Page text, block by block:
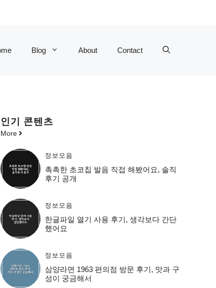
Blog About Contact
인기 콘텐츠
More
정보모음
촉촉한 초코칩 발음 직접 해봤어요, 솔직
후기 공개
정보모음
한글파일 열기 사용 후기, 생각보다 간단
했어요
정보모음
삼양라면 1963 편의점 방문 후기, 맛과 구
성이 궁금해서